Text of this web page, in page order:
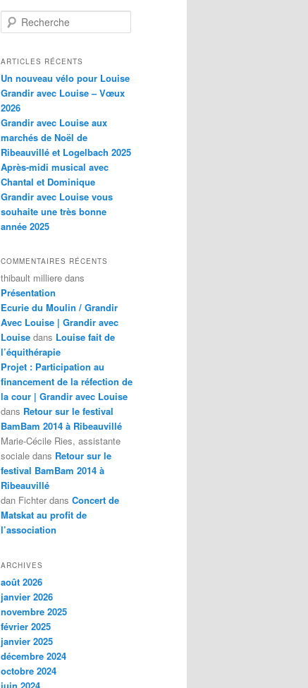
e
h
r
c
h
e
ARTICLES RÉCENTS
Un nouveau vélo pour Louise
Grandir avec Louise – Vœux
2026
Grandir avec Louise aux
marchés de Noël de
Ribeauvillé et Logelbach 2025
Après-midi musical avec
Chantal et Dominique
Grandir avec Louise vous
souhaite une très bonne
année 2025
COMMENTAIRES RÉCENTS
thibault milliere dans
Présentation
Ecurie du Moulin / Grandir
Avec Louise | Grandir avec
Louise dans Louise fait de
l’équithérapie
Projet : Participation au
financement de la réfection de
la cour | Grandir avec Louise
dans Retour sur le festival
BamBam 2014 à Ribeauvillé
Marie-Cécile Ries, assistante
sociale dans Retour sur le
festival BamBam 2014 à
Ribeauvillé
dan Fichter dans Concert de
Matskat au profit de
l’association
ARCHIVES
août 2026
janvier 2026
novembre 2025
février 2025
janvier 2025
décembre 2024
octobre 2024
juin 2024